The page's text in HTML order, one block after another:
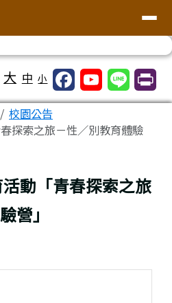
大 中 小
校園公告
探索之旅－性／別教育體驗
動「青春探索之旅
營」